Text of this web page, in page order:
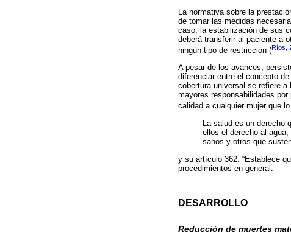
La normativa sobre la
de tomar las medidas
caso, la estabilización de sus
deberá transferir al paciente a
ningún tipo de restricción (Ríos,
A pesar de los avances,
diferenciar entre el concepto
cobertura universal se refiere
mayores responsabilidades
calidad a cualquier mujer que
La salud es un derecho
ellos el derecho al
sanos y otros que
y su artículo 362. “Establece
procedimientos en general.
DESARROLLO
Reducción de muertes